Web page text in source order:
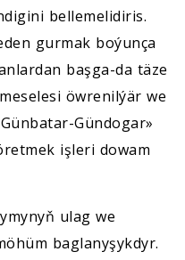
bellemelidiris.
gurmak boýunça
başga-da täze
öwrenilýär we
Gündogar»
işleri dowam
ulag we
baglanyşykdyr.